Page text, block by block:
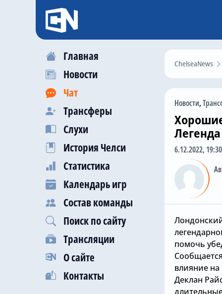
Главная
Новости
Чат
Трансферы
Слухи
История Челси
Статистика
Календарь игр
Состав команды
Поиск по сайту
Трансляции
О сайте
Контакты
ChelseaNews
Новости,
6.12.2022, 19:30
помочь
влияние на
Деклан